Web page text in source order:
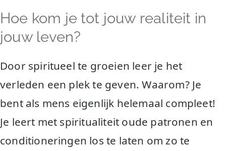
Hoe kom je tot jouw realiteit in
jouw leven?
Door spiritueel te groeien leer je het
verleden een plek te geven. Waarom? Je
bent als mens eigenlijk helemaal compleet!
Je leert met spiritualiteit oude patronen en
conditioneringen los te laten om zo te